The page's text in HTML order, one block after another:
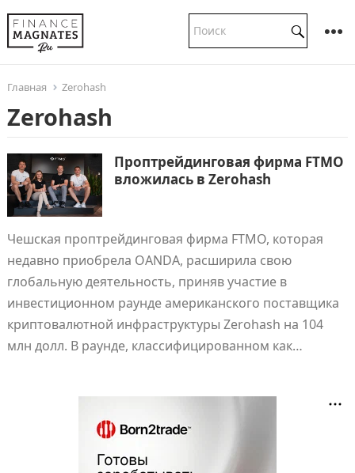
Главная Zerohash
Zerohash
Проптрейдинговая фирма FTMO
вложилась в Zerohash
Чешская проптрейдинговая фирма FTMO, которая
недавно приобрела OANDA, расширила свою
глобальную деятельность, приняв участие в
инвестиционном раунде американского поставщика
криптовалютной инфраструктуры Zerohash на 104
млн долл. В раунде, классифицированном как…